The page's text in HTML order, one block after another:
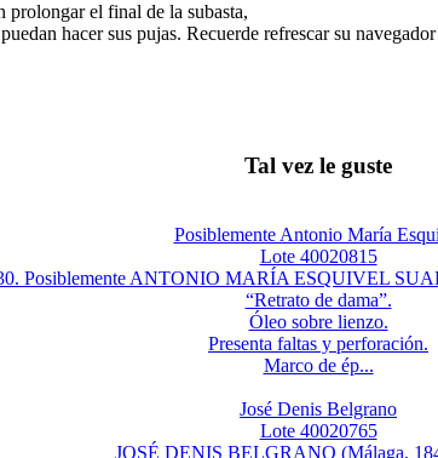
prolongar el final de la subasta,
hacer sus pujas. Recuerde refrescar su
Tal vez le guste
Posiblemente Antonio María
Lote 40020815
Posiblemente ANTONIO MARÍA ESQUIVEL
“Retrato de dama”.
Óleo sobre lienzo.
Presenta faltas y perforación.
Marco de ép...
José Denis Belgrano
Lote 40020765
JOSÉ DENIS BELGRANO (Málaga,